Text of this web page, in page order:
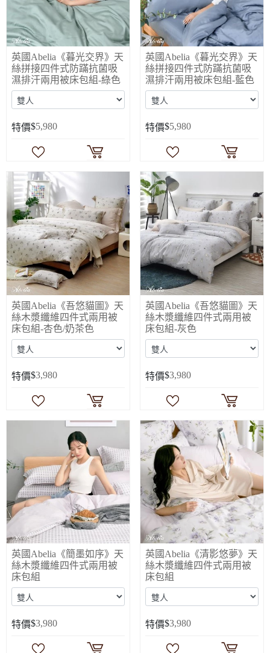
英國Abelia《暮光交界》天
絲拼接四件式防蹣抗菌吸
濕排汗兩用被床包組-綠色
特價$5,980
英國Abelia《暮光交界》天
絲拼接四件式防蹣抗菌吸
濕排汗兩用被床包組-藍色
特價$5,980
英國Abelia《吾悠貓圖》天
絲木漿纖維四件式兩用被
床包組-杏色/奶茶色
特價$3,980
英國Abelia《吾悠貓圖》天
絲木漿纖維四件式兩用被
床包組-灰色
特價$3,980
英國Abelia《簡墨如序》天
絲木漿纖維四件式兩用被
床包組
特價$3,980
英國Abelia《清影悠夢》天
絲木漿纖維四件式兩用被
床包組
特價$3,980